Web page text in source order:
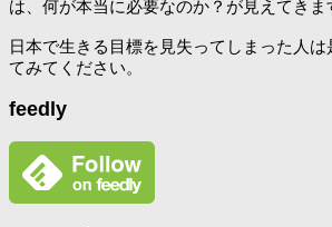
は、何が本当に必要なのか？が見えてきま
日本で生きる目標を見失ってしまった人
てみてください。
feedly